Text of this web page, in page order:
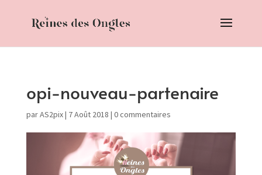
opi-nouveau-partenaire
parAS2pix| 7 Août 2018 | 0 commentaires